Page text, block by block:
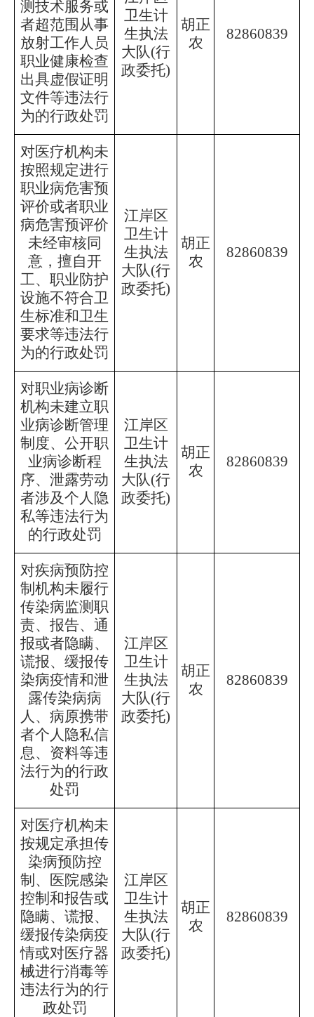
测技术服务或
者超范围从事
放射工作人员
职业健康检查
出具虚假证明
文件等违法行
为的行政处罚
卫生计
生执法
大队(行
政委托)
胡正
农
82860839
对医疗机构未
按照规定进行
职业病危害预
评价或者职业
病危害预评价
未经审核同
意，擅自开
工、职业防护
设施不符合卫
生标准和卫生
要求等违法行
为的行政处罚
江岸区
卫生计
生执法
大队(行
政委托)
胡正
农
82860839
对职业病诊断
机构未建立职
业病诊断管理
制度、公开职
业病诊断程
序、泄露劳动
者涉及个人隐
私等违法行为
的行政处罚
江岸区
卫生计
生执法
大队(行
政委托)
胡正
农
82860839
对疾病预防控
制机构未履行
传染病监测职
责、报告、通
报或者隐瞒、
谎报、缓报传
染病疫情和泄
露传染病病
人、病原携带
者个人隐私信
息、资料等违
法行为的行政
处罚
江岸区
卫生计
生执法
大队(行
政委托)
胡正
农
82860839
对医疗机构未
按规定承担传
染病预防控
制、医院感染
控制和报告或
隐瞒、谎报、
缓报传染病疫
情或对医疗器
械进行消毒等
违法行为的行
政处罚
江岸区
卫生计
生执法
大队(行
政委托)
胡正
农
82860839